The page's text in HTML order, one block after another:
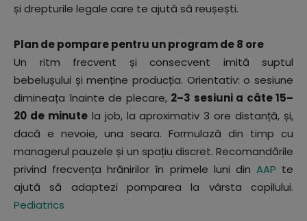
și drepturile legale care te ajută să reușești.
Plan de pompare pentru un program de 8 ore
Un ritm frecvent și consecvent imită suptul
bebelușului și menține producția. Orientativ: o sesiune
dimineața înainte de plecare, 2–3 sesiuni a câte 15–
20 de minutela job, la aproximativ 3 ore distanță, și,
dacă e nevoie, una seara. Formulază din timp cu
managerul pauzele și un spațiu discret. Recomandările
privind frecvența hrănirilor în primele luni din AAP te
ajută să adaptezi pomparea la vârsta copilului.
Pediatrics